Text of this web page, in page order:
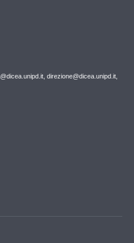
direzione@dicea.unipd.it,